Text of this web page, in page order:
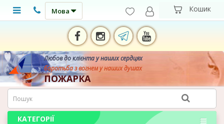
Мова
Любов до клієнта у наших сердцях
боротьба з вогнем у наших душах
ПОЖАРКА
КАТЕГОРІЇ